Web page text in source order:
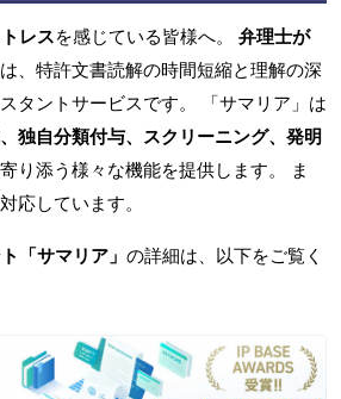
レスを感じている皆様へ。 弁理士が
は、特許文書読解の時間短縮と理解の深
タントサービスです。 「サマリア」は
独自分類付与、スクリーニング、発明
り添う様々な機能を提供します。 ま
応しています。
「サマリア」 の詳細は、以下をご覧く